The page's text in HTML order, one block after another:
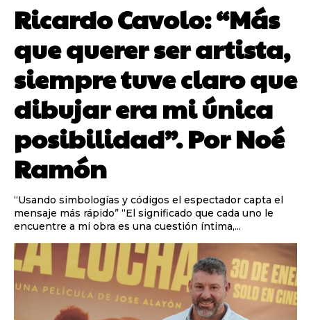
Ricardo Cavolo: “Más
que querer ser artista,
siempre tuve claro que
dibujar era mi única
posibilidad”. Por Noé
Ramón
“Usando simbologías y códigos el espectador capta el
mensaje más rápido” “El significado que cada uno le
encuentre a mi obra es una cuestión íntima,...